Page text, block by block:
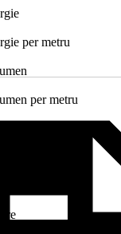
per metru
per metru
electrică